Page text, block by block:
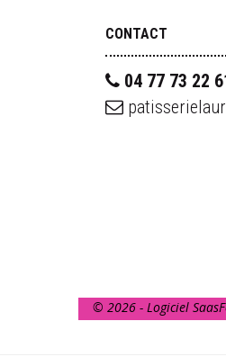
CONTACT
04 77 73 22
© 2026 - Logiciel